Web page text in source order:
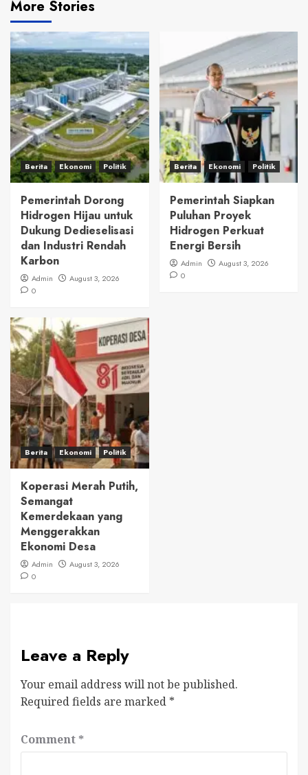
More Stories
Berita Ekonomi Politik
Pemerintah Dorong
Hidrogen Hijau untuk
Dukung Dedieselisasi
dan Industri Rendah
Karbon
Admin
August 3, 2026
0
Berita Ekonomi Politik
Pemerintah Siapkan
Puluhan Proyek
Hidrogen Perkuat
Energi Bersih
Admin
August 3, 2026
0
Berita Ekonomi Politik
Koperasi Merah Putih,
Semangat
Kemerdekaan yang
Menggerakkan
Ekonomi Desa
Admin
August 3, 2026
0
Leave a Reply
Your email address will not be published.
Required fields are marked *
Comment *